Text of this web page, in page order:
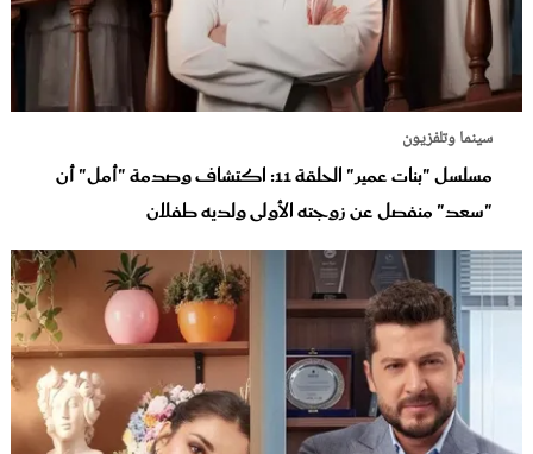
سينما وتلفزيون
مسلسل "بنات عمير" الحلقة 11: اكتشاف وصدمة "أمل" أن
"سعد" منفصل عن زوجته الأولى ولديه طفلان